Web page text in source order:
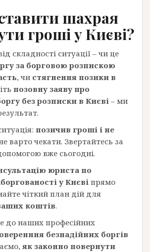
шахрая
гроші у Києві?
складності ситуації – чи це
за борговою розпискою
, чи стягнення позики в
позовну заяву про
без розписки в Києві – ми
позичив гроші і не
варто чекати. Звертайтесь за
вже сьогодні.
юриста по
у Києві прямо
чіткий план дій для
коштів.
до наших професійних
безнадійних боргів
як законно повернути